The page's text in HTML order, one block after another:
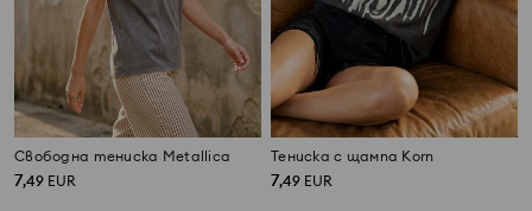
Свободна тениска Metallica
7,49 EUR
Тениска с щампа Korn
7,49 EUR